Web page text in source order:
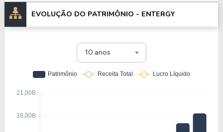
EVOLUÇÃO DO PATRIMÔNIO - ENTERGY
10 anos